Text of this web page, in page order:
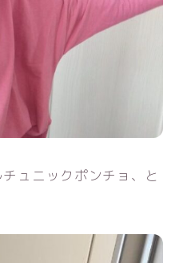
ュニックポンチョ、と